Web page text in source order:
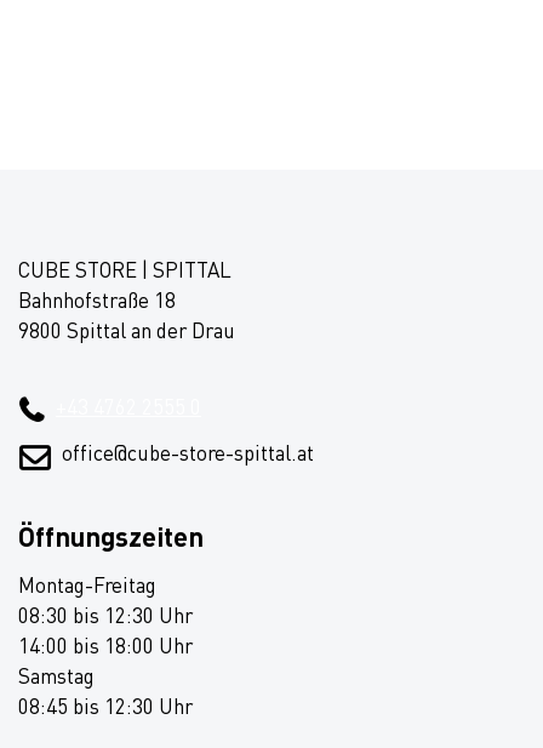
CUBE STORE | SPITTAL
Bahnhofstraße 18
9800 Spittal an der Drau
office@cube-store-spittal.at
Öffnungszeiten
Montag-Freitag
08:30 bis 12:30 Uhr
14:00 bis 18:00 Uhr
Samstag
08:45 bis 12:30 Uhr